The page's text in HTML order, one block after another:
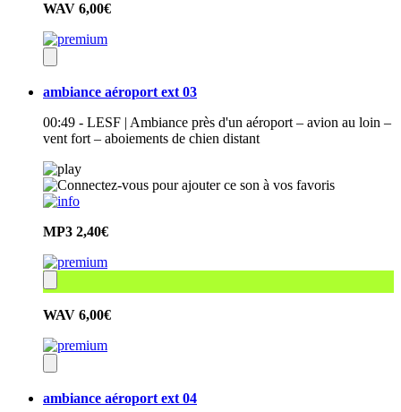
WAV 6,00€
ambiance aéroport ext 03
00:49 - LESF | Ambiance près d'un aéroport – avion au loin –
vent fort – aboiements de chien distant
MP3 2,40€
WAV 6,00€
ambiance aéroport ext 04